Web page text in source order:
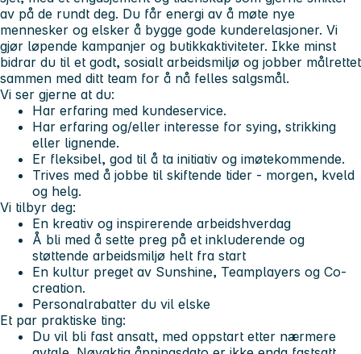
av på de rundt deg. Du får energi av å møte nye
mennesker og elsker å bygge gode kunderelasjoner. Vi
gjør løpende kampanjer og butikkaktiviteter. Ikke minst
bidrar du til et godt, sosialt arbeidsmiljø og jobber målrettet
sammen med ditt team for å nå felles salgsmål.
Vi ser gjerne at du:
Har erfaring med kundeservice.
Har erfaring og/eller interesse for sying, strikking
eller lignende.
Er fleksibel, god til å ta initiativ og imøtekommende.
Trives med å jobbe til skiftende tider - morgen, kveld
og helg.
Vi tilbyr deg:
En kreativ og inspirerende arbeidshverdag
Å bli med å sette preg på et inkluderende og
støttende arbeidsmiljø helt fra start
En kultur preget av Sunshine, Teamplayers og Co-
creation.
Personalrabatter du vil elske
Et par praktiske ting:
Du vil bli fast ansatt, med oppstart etter nærmere